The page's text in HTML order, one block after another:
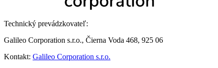
Technický prevádzkovateľ:
Galileo Corporation s.r.o., Čierna Voda 468, 925 06
Kontakt: Galileo Corporation s.r.o.